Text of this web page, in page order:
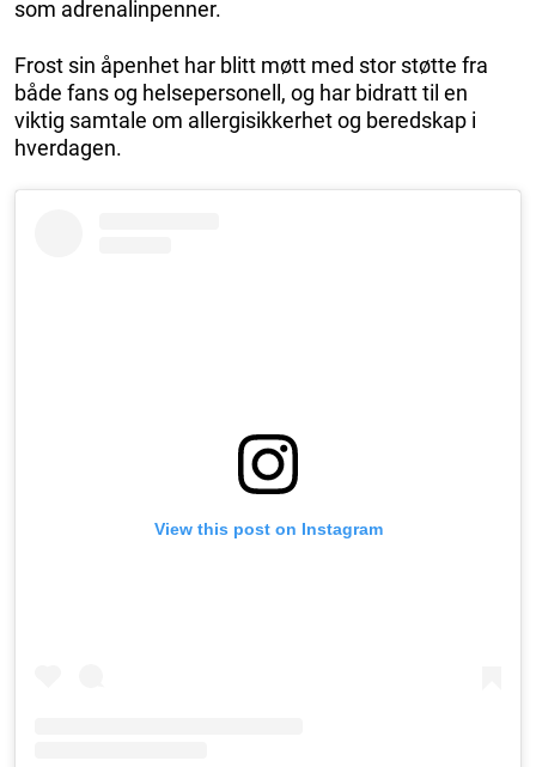
som adrenalinpenner.
Frost sin åpenhet har blitt møtt med stor støtte fra
både fans og helsepersonell, og har bidratt til en
viktig samtale om allergisikkerhet og beredskap i
hverdagen.
View this post on Instagram